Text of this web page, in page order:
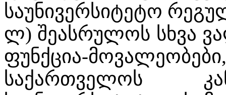
საუნივერსიტეტო
ლ) შეასრულოს სხვა
ფუნქცია-
საქართველოს